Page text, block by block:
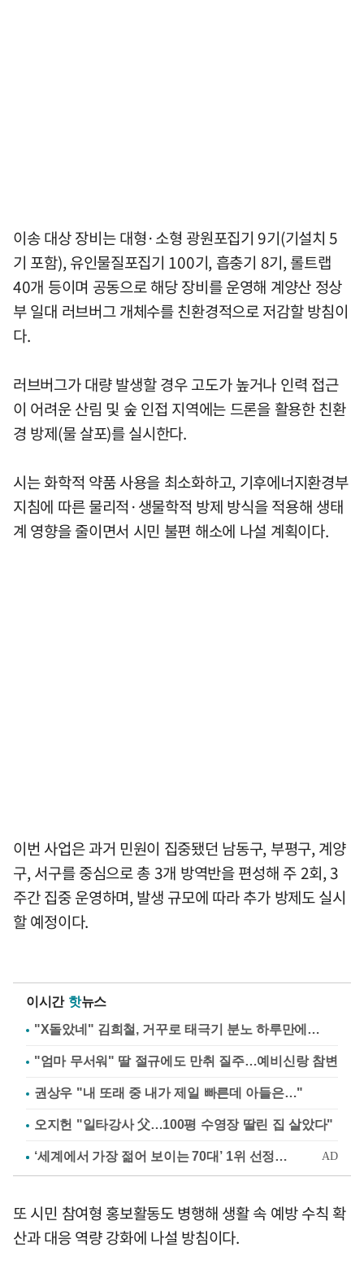
이송 대상 장비는 대형·소형 광원포집기 9기(기설치 5
기 포함), 유인물질포집기 100기, 흡충기 8기, 롤트랩
40개 등이며 공동으로 해당 장비를 운영해 계양산 정상
부 일대 러브버그 개체수를 친환경적으로 저감할 방침이
다.
러브버그가 대량 발생할 경우 고도가 높거나 인력 접근
이 어려운 산림 및 숲 인접 지역에는 드론을 활용한 친환
경 방제(물 살포)를 실시한다.
시는 화학적 약품 사용을 최소화하고, 기후에너지환경부
지침에 따른 물리적·생물학적 방제 방식을 적용해 생태
계 영향을 줄이면서 시민 불편 해소에 나설 계획이다.
이번 사업은 과거 민원이 집중됐던 남동구, 부평구, 계양
구, 서구를 중심으로 총 3개 방역반을 편성해 주 2회, 3
주간 집중 운영하며, 발생 규모에 따라 추가 방제도 실시
할 예정이다.
이시간 핫뉴스
"X돌았네" 김희철, 거꾸로 태극기 분노 하루만에…
"엄마 무서워" 딸 절규에도 만취 질주…예비신랑 참변
권상우 "내 또래 중 내가 제일 빠른데 아들은…"
오지헌 "일타강사 父…100평 수영장 딸린 집 살았다"
또 시민 참여형 홍보활동도 병행해 생활 속 예방 수칙 확
산과 대응 역량 강화에 나설 방침이다.